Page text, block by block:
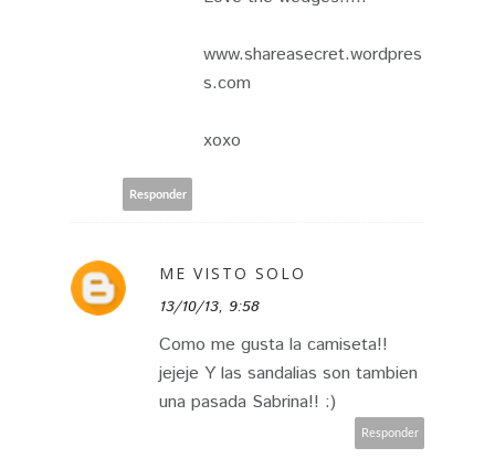
www.shareasecret.wordpres
s.com
xoxo
Responder
ME VISTO SOLO
13/10/13, 9:58
Como me gusta la camiseta!!
jejeje Y las sandalias son tambien
una pasada Sabrina!! :)
Responder